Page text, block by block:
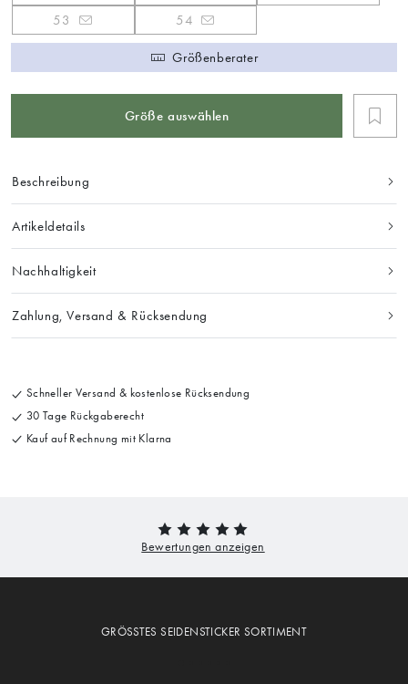
53
54
Größenberater
Größe auswählen
Beschreibung
Artikeldetails
Nachhaltigkeit
Zahlung, Versand & Rücksendung
Schneller Versand & kostenlose Rücksendung
30 Tage Rückgaberecht
Kauf auf Rechnung mit Klarna
GRÖSSTES SEIDENSTICKER SORTIMENT